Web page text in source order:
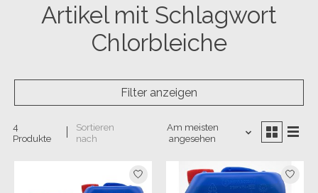
Artikel mit Schlagwort
Chlorbleiche
Filter anzeigen
4
Produkte
Sortieren
nach
Am meisten
angesehen